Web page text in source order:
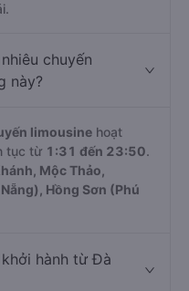
chuyến
này?
limousine hoạt
tục từ 1:31 đến 23:50.
Mộc Thảo,
Hồng Sơn (Phú
hành từ Đà